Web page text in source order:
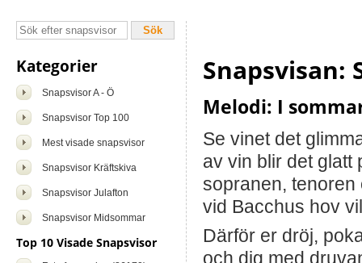
Kategorier
Snapsvisor A - Ö
Snapsvisor Top 100
Mest visade snapsvisor
Snapsvisor Kräftskiva
Snapsvisor Julafton
Snapsvisor Midsommar
Top 10 Visade Snapsvisor
Snapsvisan:
Melodi: I
Se vinet det
av vin blir det glatt
sopranen, tenoren
vid Bacchus hov
Därför er dröj,
och dig med